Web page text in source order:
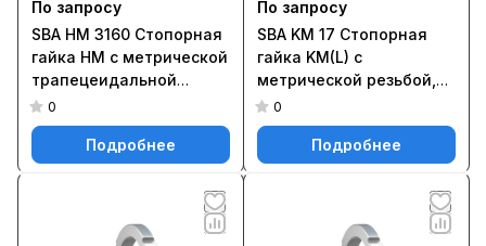
По запросу
SBA HM 3160 Стопорная
гайка HM с метрической
трапецеидальной
резьбой, фиксируется
на валу с помощью
стопорных бугелей типа
0
Подробнее
По запросу
SBA KM 17 Стопорная
гайка KM(L) с
метрической резьбой,
фиксируемая на валу с
помощью стопорной
шайбы MB(L) или MB ..A
0
Подробнее